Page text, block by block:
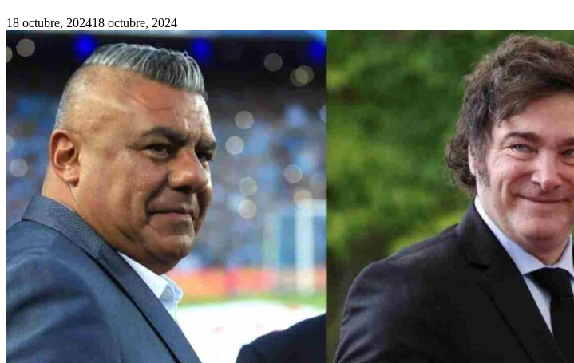
18 octubre, 202418 octubre, 2024